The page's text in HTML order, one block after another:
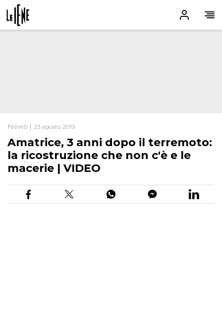
News | 23 agosto 2019
Amatrice, 3 anni dopo il terremoto:
la ricostruzione che non c'è e le
macerie | VIDEO